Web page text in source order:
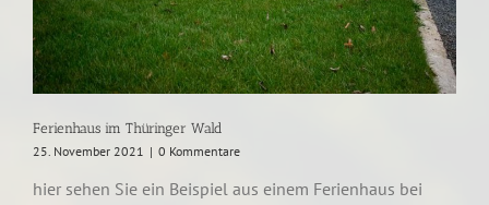
Ferienhaus im Thüringer Wald
25. November 2021 | 0 Kommentare
hier sehen Sie ein Beispiel aus einem Ferienhaus bei